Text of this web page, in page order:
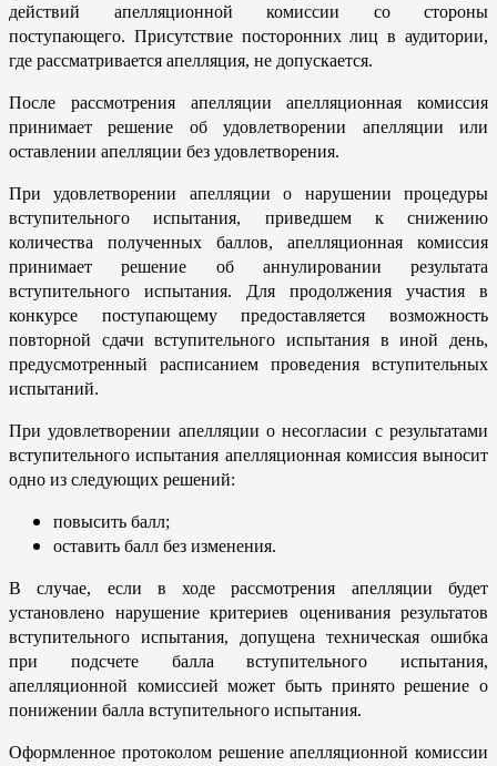
действий апелляционной комиссии со стороны
поступающего. Присутствие посторонних лиц в аудитории,
где рассматривается апелляция, не допускается.
После рассмотрения апелляции апелляционная комиссия
принимает решение об удовлетворении апелляции или
оставлении апелляции без удовлетворения.
При удовлетворении апелляции о нарушении процедуры
вступительного испытания, приведшем к снижению
количества полученных баллов, апелляционная комиссия
принимает решение об аннулировании результата
вступительного испытания. Для продолжения участия в
конкурсе поступающему предоставляется возможность
повторной сдачи вступительного испытания в иной день,
предусмотренный расписанием проведения вступительных
испытаний.
При удовлетворении апелляции о несогласии с результатами
вступительного испытания апелляционная комиссия выносит
одно из следующих решений:
повысить балл;
оставить балл без изменения.
В случае, если в ходе рассмотрения апелляции будет
установлено нарушение критериев оценивания результатов
вступительного испытания, допущена техническая ошибка
при подсчете балла вступительного испытания,
апелляционной комиссией может быть принято решение о
понижении балла вступительного испытания.
Оформленное протоколом решение апелляционной комиссии